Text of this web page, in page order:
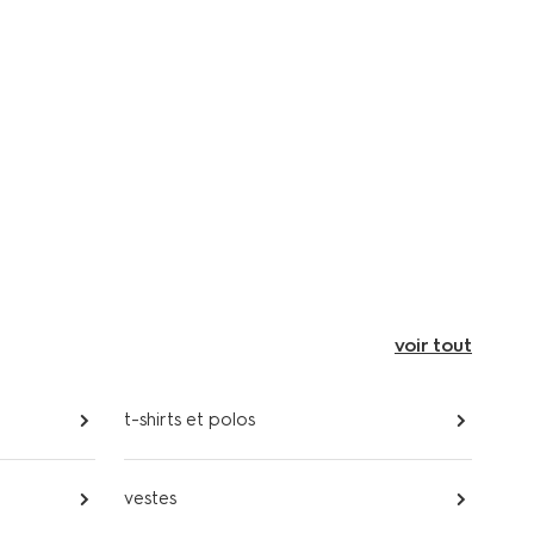
voir tout
t-shirts et polos
vestes